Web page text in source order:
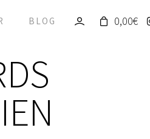
BLOG 0,00€